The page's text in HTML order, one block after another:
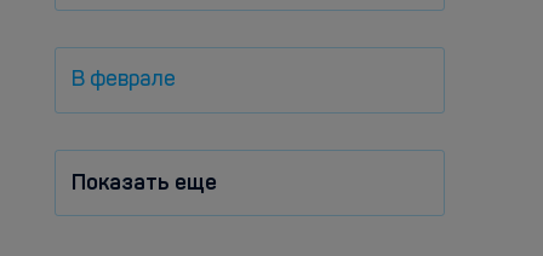
В феврале
Показать еще